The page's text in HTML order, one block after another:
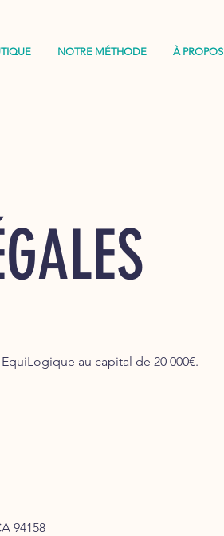
NOTRE MÉTHODE À PROPOS
au capital de 20 000€.
94158